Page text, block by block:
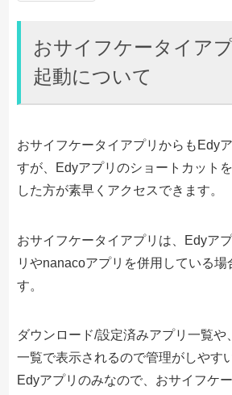
おサイフケータイア
起動について
おサイフケータイアプリからもEdy
すが、Edyアプリのショートカット
した方が素早くアクセスできます。
おサイフケータイアプリは、Edyア
リやnanacoアプリを併用している場
す。
ダウンロード/設定済みアプリ一覧や
一覧で表示されるので管理がしやす
Edyアプリのみなので、おサイフケ